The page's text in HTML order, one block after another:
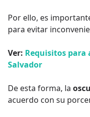
Por ello, es
para evitar
Ver: Requisitos para
Salvador
De esta forma, la
acuerdo con su